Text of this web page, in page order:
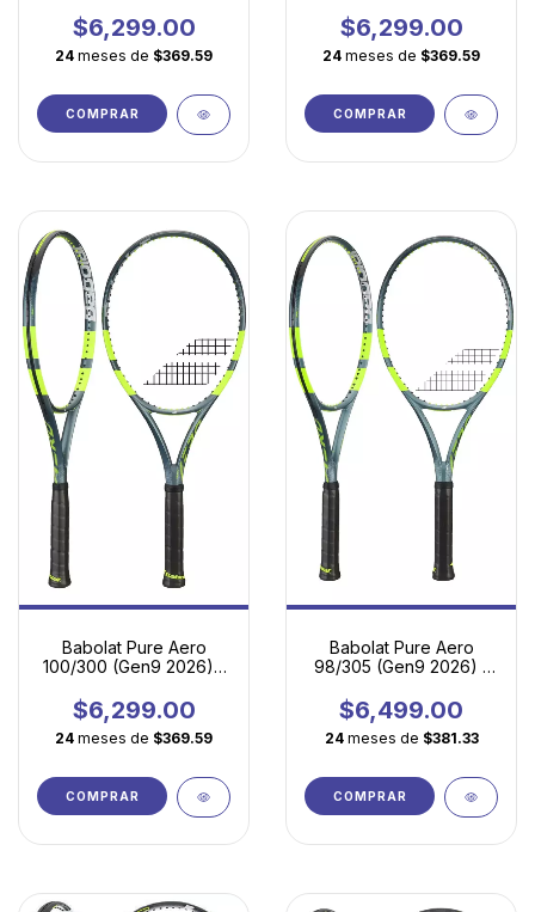
Moderno en Versión
Ultraligera
$6,299.00
24 meses de $369.59
COMPRAR
Moderno
$6,299.00
24 meses de $369.59
COMPRAR
Babolat Pure Aero
100/300 (Gen9 2026) |
Definitiva
$6,299.00
24 meses de $369.59
COMPRAR
Babolat Pure Aero
98/305 (Gen9 2026) -
quirúrgica
$6,499.00
24 meses de $381.33
COMPRAR